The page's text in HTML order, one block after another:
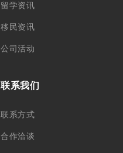
留学资讯
移民资讯
公司活动
联系我们
联系方式
合作洽谈